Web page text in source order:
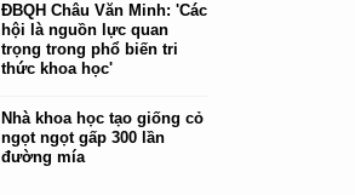
ĐBQH Châu Văn Minh: 'Các
hội là nguồn lực quan
trọng trong phổ biến tri
thức khoa học'
Nhà khoa học tạo giống cỏ
ngọt ngọt gấp 300 lần
đường mía